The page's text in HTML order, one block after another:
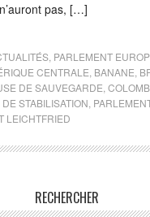
pas, […]
, PARLEMENT
CENTRALE BANANE
DE SAUVEGARDE
STABILISATION
LEICHTFRIED
RECHERCHER